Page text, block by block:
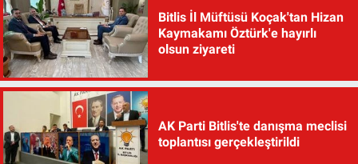
Bitlis İl Müftüsü Koçak'tan Hizan
Kaymakamı Öztürk'e hayırlı
olsun ziyareti
AK Parti Bitlis'te danışma meclisi
toplantısı gerçekleştirildi